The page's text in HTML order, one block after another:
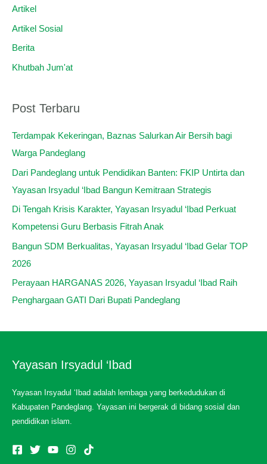
u
n
Artikel
Artikel Sosial
Berita
Khutbah Jum'at
Post Terbaru
Terdampak Kekeringan, Baznas Salurkan Air Bersih bagi
Warga Pandeglang
Dari Pandeglang untuk Pendidikan Banten: FKIP Untirta dan
Yayasan Irsyadul ‘Ibad Bangun Kemitraan Strategis
Di Tengah Krisis Karakter, Yayasan Irsyadul ‘Ibad Perkuat
Kompetensi Guru Berbasis Fitrah Anak
Bangun SDM Berkualitas, Yayasan Irsyadul ‘Ibad Gelar TOP
2026
Perayaan HARGANAS 2026, Yayasan Irsyadul ‘Ibad Raih
Penghargaan GATI Dari Bupati Pandeglang
Yayasan Irsyadul ‘Ibad
Yayasan Irsyadul ‘Ibad adalah lembaga yang berkedudukan di
Kabupaten Pandeglang. Yayasan ini bergerak di bidang sosial dan
pendidikan islam.